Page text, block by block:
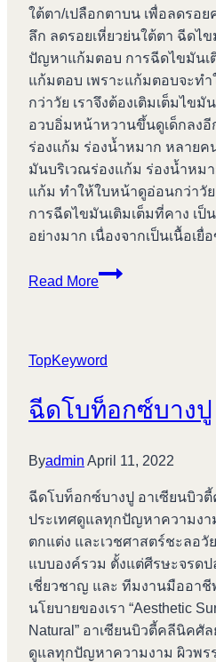
ใต้ตา/เปลือกตาบน เพื่อลดรอ
ลึก ลดรอยเหี่ยวย่นใต้ตา ฉีดไ
ปัญหาแก้มตอบ การฉีดไขมัน
แก้มตอบ เพราะแก้มตอบจะท
กว่าวัย เราจึงต้องเติมเต็มไข
อวบอิ่มหน้าหวานขึ้นดูเด็กลงอี
ร่องแก้ม ร่องน้ำหมาก หลาย
มันบริเวณร่องแก้ม ร่องน้ำหม
แก้ม ทำให้ใบหน้าดูอ่อนกว่าวั
การฉีดไขมันเติมเต็มที่คาง เ
อย่างมาก เนื่องจากเป็นเนื้อเยื่
Read More
เสริม
TopKeyword
ฉีดโบท็อกซ์บางปู
Byadmin April 11, 2022
ฉีดโบท็อกซ์บางปู อาเซียนบิว
ประเทศดูแลทุกปัญหาความง
ตกแต่ง และเวชศาสตร์ชะลอ
แบบองค์รวม ตั้งแต่ศีรษะจรดป
เชี่ยวชาญ และ ทีมงานมืออาชี
นโยบายของเรา “Aesthetic
Natural” อาเซียนบิวตี้คลีนิคศั
ดูแลทุกปัญหาความงาม ผิวพร